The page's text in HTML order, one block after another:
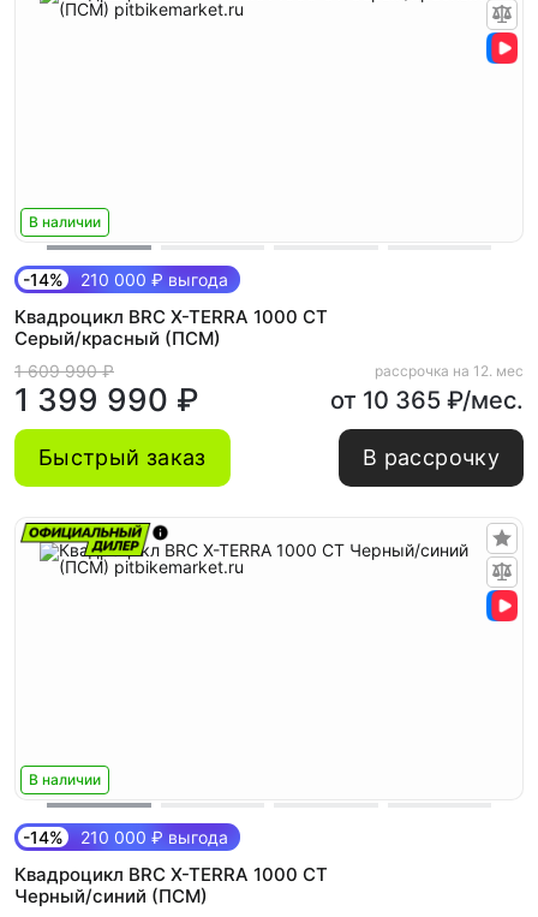
В наличии
-14% 210 000 ₽ выгода
Квадроцикл BRC X-TERRA 1000 CT
Серый/красный (ПСМ)
1 609 990 ₽
1 399 990 ₽
рассрочка на 12. мес
от 10 365 ₽/мес.
Быстрый заказ В рассрочку
В наличии
-14% 210 000 ₽ выгода
Квадроцикл BRC X-TERRA 1000 CT
Черный/синий (ПСМ)